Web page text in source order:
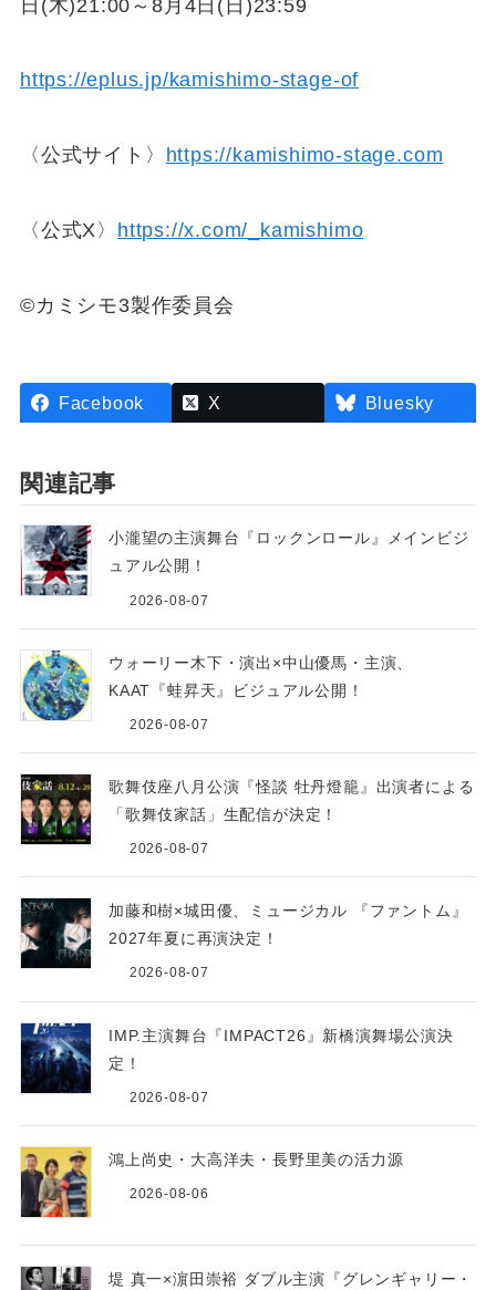
日(木)21:00～8月4日(日)23:59
https://eplus.jp/kamishimo-stage-of
〈公式サイト〉 https://kamishimo-stage.com
〈公式X〉 https://x.com/_kamishimo
©︎カミシモ3製作委員会
Facebook X Bluesky
関連記事
小瀧望の主演舞台『ロックンロール』メインビジ
ュアル公開！
2026-08-07
ウォーリー木下・演出×中山優馬・主演、
KAAT『蛙昇天』ビジュアル公開！
2026-08-07
歌舞伎座八月公演『怪談 牡丹燈籠』出演者による
「歌舞伎家話」生配信が決定！
2026-08-07
加藤和樹×城田優、ミュージカル 『ファントム』
2027年夏に再演決定！
2026-08-07
IMP.主演舞台『IMPACT26』新橋演舞場公演決
定！
2026-08-07
鴻上尚史・大高洋夫・長野里美の活力源
2026-08-06
堤 真一×濵田崇裕 ダブル主演『グレンギャリー・